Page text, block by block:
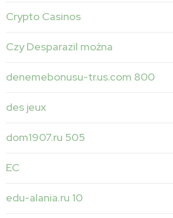
Crypto Casinos
Czy Desparazil można
denemebonusu-tr.us.com 800
des jeux
dom1907.ru 505
EC
edu-alania.ru 10